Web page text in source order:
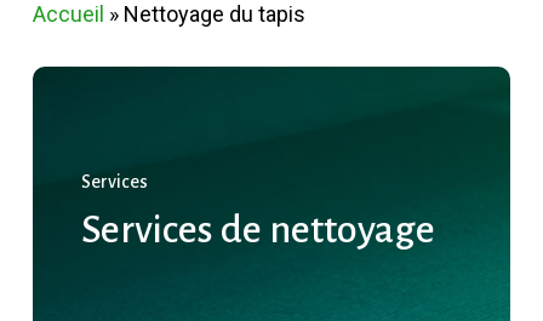
Accueil » Nettoyage du tapis
Services
Services de nettoyage